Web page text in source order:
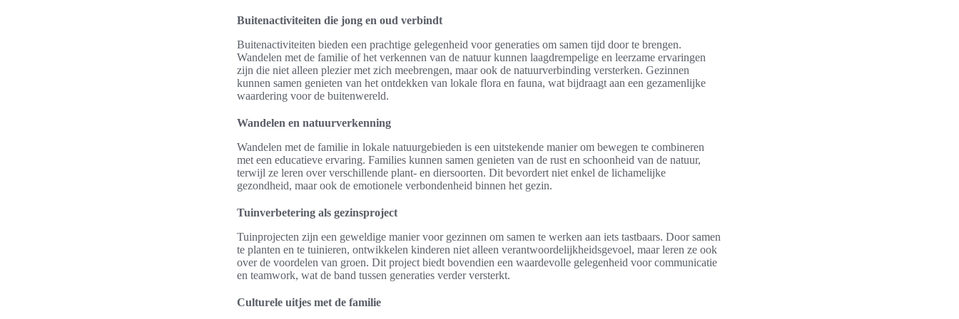
Buitenactiviteiten die jong en oud verbindt
Buitenactiviteiten bieden een prachtige gelegenheid voor generaties om samen tijd door te brengen.
Wandelen met de familie of het verkennen van de natuur kunnen laagdrempelige en leerzame ervaringen
zijn die niet alleen plezier met zich meebrengen, maar ook de natuurverbinding versterken. Gezinnen
kunnen samen genieten van het ontdekken van lokale flora en fauna, wat bijdraagt aan een gezamenlijke
waardering voor de buitenwereld.
Wandelen en natuurverkenning
Wandelen met de familie in lokale natuurgebieden is een uitstekende manier om bewegen te combineren
met een educatieve ervaring. Families kunnen samen genieten van de rust en schoonheid van de natuur,
terwijl ze leren over verschillende plant- en diersoorten. Dit bevordert niet enkel de lichamelijke
gezondheid, maar ook de emotionele verbondenheid binnen het gezin.
Tuinverbetering als gezinsproject
Tuinprojecten zijn een geweldige manier voor gezinnen om samen te werken aan iets tastbaars. Door samen
te planten en te tuinieren, ontwikkelen kinderen niet alleen verantwoordelijkheidsgevoel, maar leren ze ook
over de voordelen van groen. Dit project biedt bovendien een waardevolle gelegenheid voor communicatie
en teamwork, wat de band tussen generaties verder versterkt.
Culturele uitjes met de familie